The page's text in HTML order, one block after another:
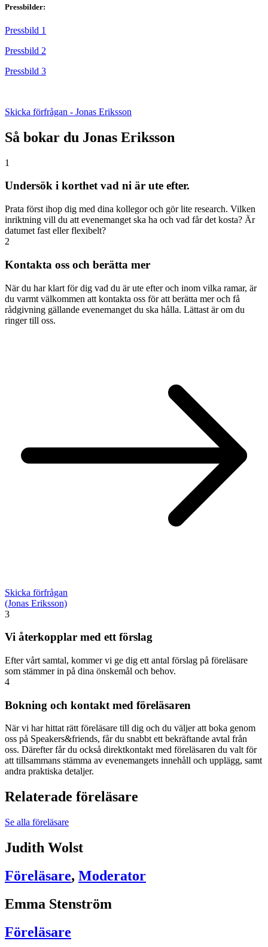
Pressbilder:
Pressbild 1
Pressbild 2
Pressbild 3
Skicka förfrågan - Jonas Eriksson
Så bokar du Jonas Eriksson
1
Undersök i korthet vad ni är ute efter.
Prata först ihop dig med dina kollegor och gör lite research. Vilken
inriktning vill du att evenemanget ska ha och vad får det kosta? Är
datumet fast eller flexibelt?
2
Kontakta oss och berätta mer
När du har klart för dig vad du är ute efter och inom vilka ramar, är
du varmt välkommen att kontakta oss för att berätta mer och få
rådgivning gällande evenemanget du ska hålla. Lättast är om du
ringer till oss.
Skicka förfrågan
(Jonas Eriksson)
3
Vi återkopplar med ett förslag
Efter vårt samtal, kommer vi ge dig ett antal förslag på föreläsare
som stämmer in på dina önskemål och behov.
4
Bokning och kontakt med föreläsaren
När vi har hittat rätt föreläsare till dig och du väljer att boka genom
oss på Speakers&friends, får du snabbt ett bekräftande avtal från
oss. Därefter får du också direktkontakt med föreläsaren du valt för
att tillsammans stämma av evenemangets innehåll och upplägg, samt
andra praktiska detaljer.
Relaterade föreläsare
Se alla föreläsare
Judith Wolst
Föreläsare, Moderator
Emma Stenström
Föreläsare